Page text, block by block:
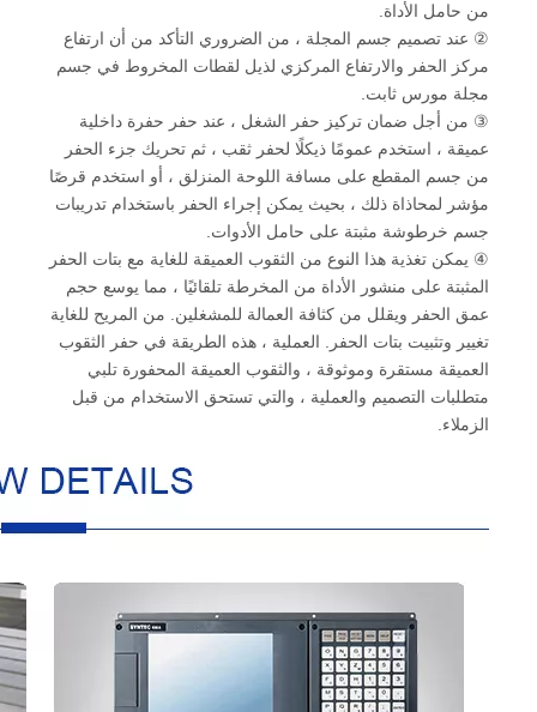
من حامل الأداة.
② عند تصميم جسم المجلة ، من الضروري التأكد من أن ارتفاع
مركز الحفر والارتفاع المركزي لذيل لقطات المخروط في جسم
مجلة مورس ثابت.
③ من أجل ضمان تركيز حفر الشغل ، عند حفر حفرة داخلية
عميقة ، استخدم عمومًا ذيكلًا لحفر ثقب ، ثم تحريك جزء الحفر
من جسم المقطع على مسافة اللوحة المنزلق ، أو استخدم قرصًا
مؤشر لمحاذاة ذلك ، بحيث يمكن إجراء الحفر باستخدام تدريبات
جسم خرطوشة مثبتة على حامل الأدوات.
④ يمكن تغذية هذا النوع من الثقوب العميقة للغاية مع بتات الحفر
المثبتة على منشور الأداة من المخرطة تلقائيًا ، مما يوسع حجم
عمق الحفر ويقلل من كثافة العمالة للمشغلين. من المريح للغاية
تغيير وتثبيت بتات الحفر. العملية ، هذه الطريقة في حفر الثقوب
العميقة مستقرة وموثوقة ، والثقوب العميقة المحفورة تلبي
متطلبات التصميم والعملية ، والتي تستحق الاستخدام من قبل
الزملاء.